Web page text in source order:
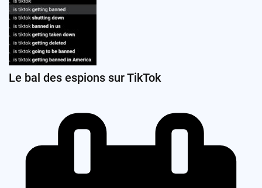
Le bal des espions sur TikTok